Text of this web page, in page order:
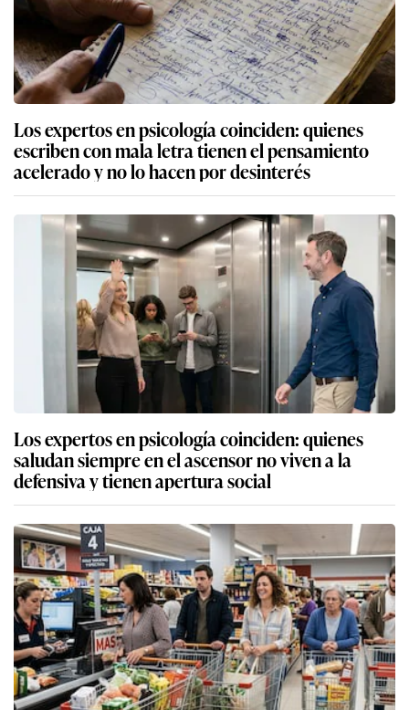
Los expertos en psicología coinciden: quienes
escriben con mala letra tienen el pensamiento
acelerado y no lo hacen por desinterés
Los expertos en psicología coinciden: quienes
saludan siempre en el ascensor no viven a la
defensiva y tienen apertura social